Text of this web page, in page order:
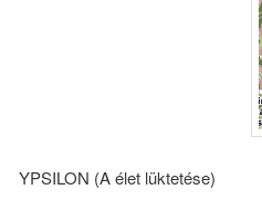
YPSILON (A élet lüktetése)